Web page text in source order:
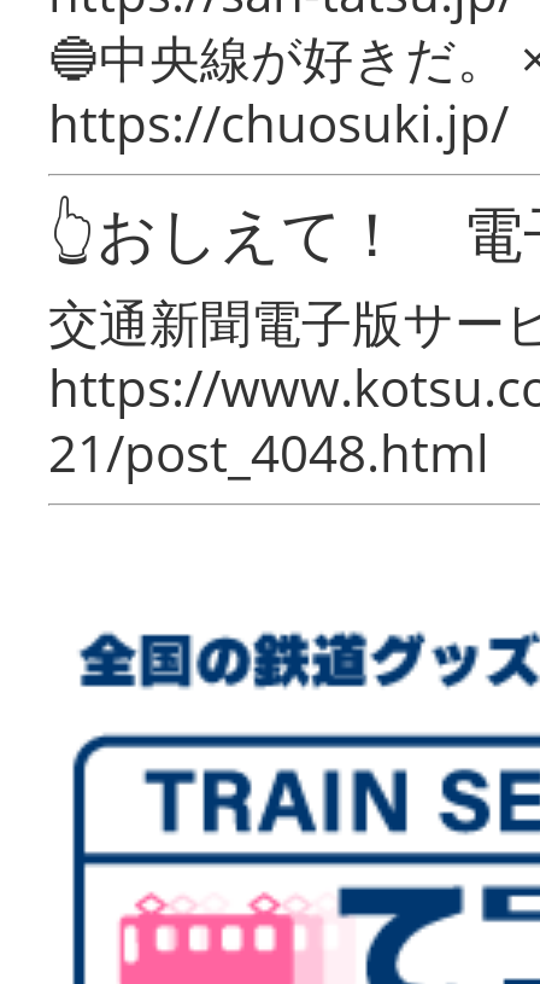
🔵中央線が好きだ。
https://chuosuki.jp/
👆おしえて！ 電
交通新聞電子版サー
https://
21/post_4048.html